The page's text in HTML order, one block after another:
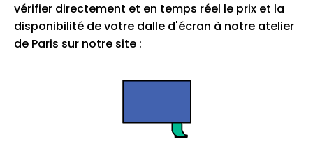
vérifier directement et en temps réel le prix et la
disponibilité de votre dalle d'écran à notre atelier
de Paris sur notre site :